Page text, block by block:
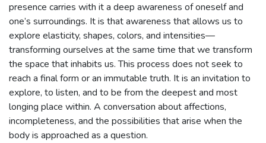
presence carries with it a deep awareness of oneself and
one’s surroundings. It is that awareness that allows us to
explore elasticity, shapes, colors, and intensities—
transforming ourselves at the same time that we transform
the space that inhabits us. This process does not seek to
reach a final form or an immutable truth. It is an invitation to
explore, to listen, and to be from the deepest and most
longing place within. A conversation about affections,
incompleteness, and the possibilities that arise when the
body is approached as a question.